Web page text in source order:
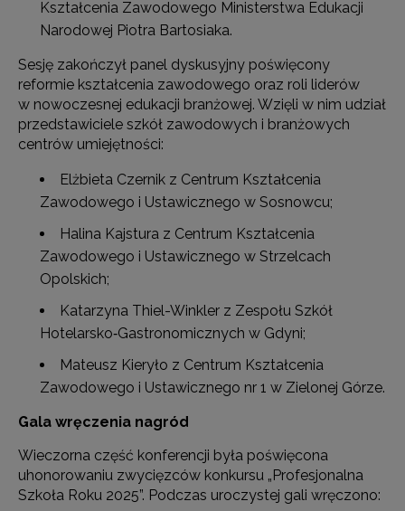
Kształcenia Zawodowego Ministerstwa Edukacji
Narodowej Piotra Bartosiaka.
Sesję zakończył panel dyskusyjny poświęcony
reformie kształcenia zawodowego oraz roli liderów
w nowoczesnej edukacji branżowej. Wzięli w nim udział
przedstawiciele szkół zawodowych i branżowych
centrów umiejętności:
Elżbieta Czernik z Centrum Kształcenia
Zawodowego i Ustawicznego w Sosnowcu;
Halina Kajstura z Centrum Kształcenia
Zawodowego i Ustawicznego w Strzelcach
Opolskich;
Katarzyna Thiel-Winkler z Zespołu Szkół
Hotelarsko‑Gastronomicznych w Gdyni;
Mateusz Kieryło z Centrum Kształcenia
Zawodowego i Ustawicznego nr 1 w Zielonej Górze.
Gala wręczenia nagród
Wieczorna część konferencji była poświęcona
uhonorowaniu zwycięzców konkursu „Profesjonalna
Szkoła Roku 2025”. Podczas uroczystej gali wręczono: